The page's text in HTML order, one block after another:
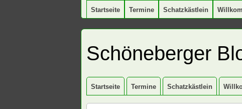
Startseite Termine Schatzkästlein
Schöneberger
Startseite Termine Schatzkästlein